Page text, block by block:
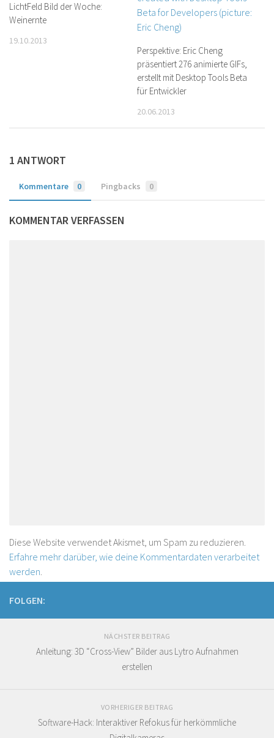
LichtFeld Bild der Woche:
Weinernte
19.10.2013
Perspektive: Eric Cheng
präsentiert 276 animierte GIFs,
erstellt mit Desktop Tools Beta
für Entwickler
20.06.2013
1 ANTWORT
Kommentare 0 Pingbacks 0
KOMMENTAR VERFASSEN
Diese Website verwendet Akismet, um Spam zu reduzieren.
Erfahre mehr darüber, wie deine Kommentardaten verarbeitet
werden.
FOLGEN:
NÄCHSTER BEITRAG
Anleitung: 3D “Cross-View” Bilder aus Lytro Aufnahmen
erstellen
VORHERIGER BEITRAG
Software-Hack: Interaktiver Refokus für herkömmliche